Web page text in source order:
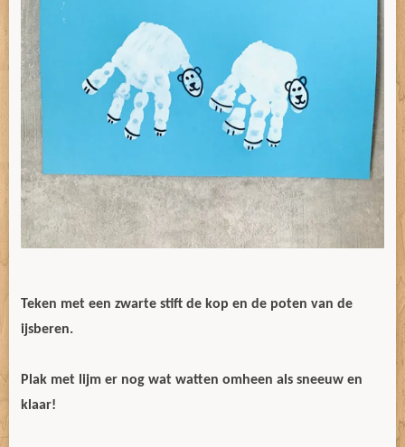
Teken met een zwarte stift de kop en de poten van de
ijsberen.
Plak met lijm er nog wat watten omheen als sneeuw en
klaar!